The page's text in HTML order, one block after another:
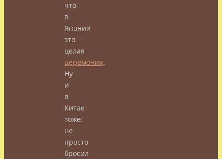
что
в
Японии
это
целая
церемония.
Ну
и
в
Китае
тоже:
не
просто
бросил